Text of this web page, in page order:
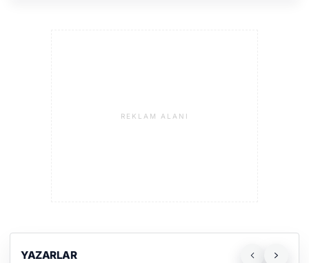
REKLAM ALANI
YAZARLAR